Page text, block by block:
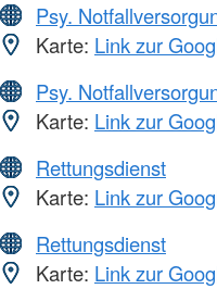
Psy.
Karte: Link zur
Psy.
Karte: Link zur
Rettungsdienst
Karte: Link zur
Rettungsdienst
Karte: Link zur